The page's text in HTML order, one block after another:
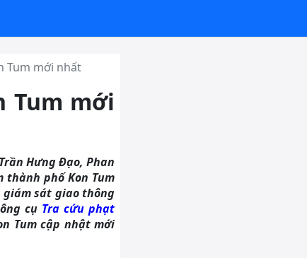
Tum mới nhất
Tum mới
Hưng Đạo, Phan
thành phố Kon Tum
giám sát giao thông
cụ Tra cứu phạt
Tum cập nhật mới